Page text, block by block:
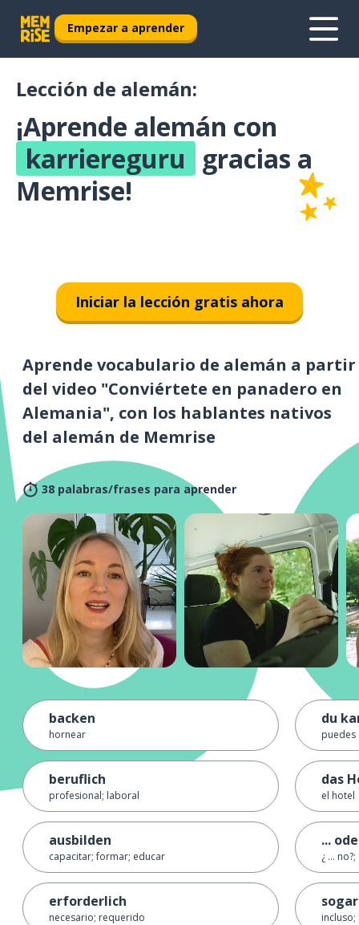
Empezar a aprender
Lección de alemán:
¡Aprende alemán con
karriereguru gracias a
Memrise!
Iniciar la lección gratis ahora
Aprende vocabulario de alemán a partir
del video "Conviértete en panadero en
Alemania", con los hablantes nativos
del alemán de Memrise
38 palabras/frases para aprender
backen
hornear
beruflich
profesional; laboral
ausbilden
capacitar; formar; educar
erforderlich
necesario; requerido
du
puedes
das
el hotel
...
¿ ...
sogar
incluso;